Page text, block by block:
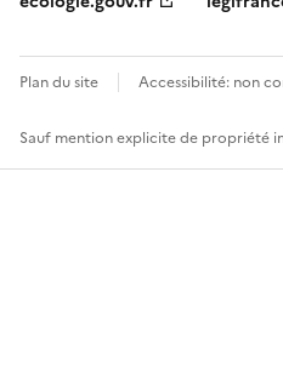
Plan du site Accessibilité: non
Sauf mention explicite de propriété